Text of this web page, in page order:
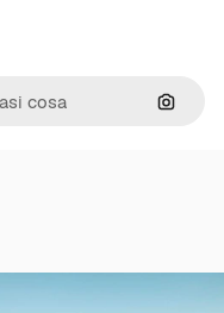
Cerca